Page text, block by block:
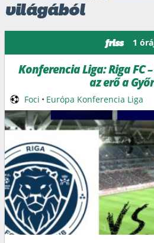
világából
friss 1
Konferencia Liga: Riga FC
az erő a
Foci • Európa Konferencia Liga